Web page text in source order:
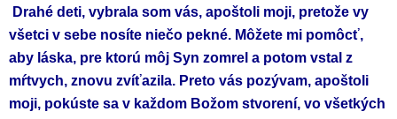
Drahé deti, vybrala som vás, apoštoli moji, pretože vy
všetci v sebe nosíte niečo pekné. Môžete mi pomôcť,
aby láska, pre ktorú môj Syn zomrel a potom vstal z
mŕtvych, znovu zvíťazila. Preto vás pozývam, apoštoli
moji, pokúste sa v každom Božom stvorení, vo všetkých